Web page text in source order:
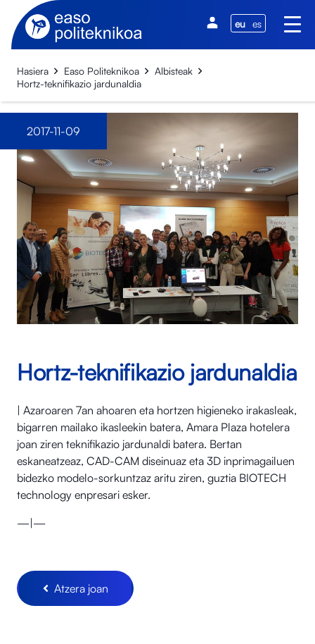
eu es
Hasiera Easo Politeknikoa
Albisteak
Hortz-teknifikazio jardunaldia
2017-11-09
Hortz-teknifikazio jardunaldia
| Azaroaren 7an ahoaren eta hortzen higieneko irakasleak,
bigarren mailako ikasleekin batera, Amara Plaza hotelera
joan ziren teknifikazio jardunaldi batera. Bertan
eskaneatzeaz, CAD-CAM diseinuaz eta 3D inprimagailuen
bidezko modelo-sorkuntzaz aritu ziren, guztia BIOTECH
technology enpresari esker.
—|—
Atzera joan